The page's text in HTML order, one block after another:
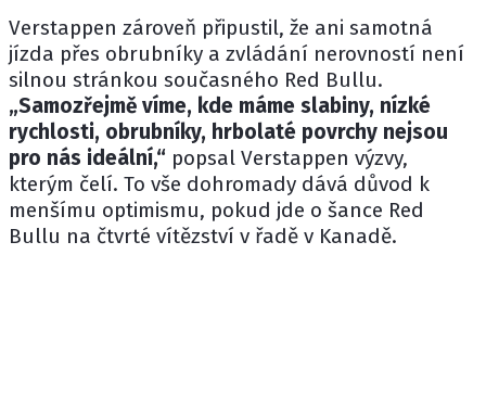
Verstappen zároveň připustil, že ani samotná
jízda přes obrubníky a zvládání nerovností není
silnou stránkou současného Red Bullu.
„Samozřejmě víme, kde máme slabiny, nízké
rychlosti, obrubníky, hrbolaté povrchy nejsou
pro nás ideální,“ popsal Verstappen výzvy,
kterým čelí. To vše dohromady dává důvod k
menšímu optimismu, pokud jde o šance Red
Bullu na čtvrté vítězství v řadě v Kanadě.